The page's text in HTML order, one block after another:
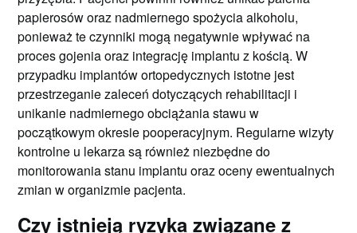
papierosów oraz nadmiernego spożycia alkoholu,
ponieważ te czynniki mogą negatywnie wpływać na
proces gojenia oraz integrację implantu z kością. W
przypadku implantów ortopedycznych istotne jest
przestrzeganie zaleceń dotyczących rehabilitacji i
unikanie nadmiernego obciążania stawu w
początkowym okresie pooperacyjnym. Regularne wizyty
kontrolne u lekarza są również niezbędne do
monitorowania stanu implantu oraz oceny ewentualnych
zmian w organizmie pacjenta.
Czy istnieją ryzyka związane z